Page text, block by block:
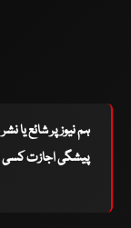
ہم نیوز پر شائع یا
پیشگی اجازت کسی